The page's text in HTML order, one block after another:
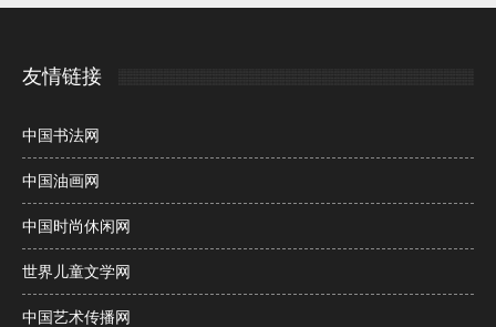
友情链接
中国书法网
中国油画网
中国时尚休闲网
世界儿童文学网
中国艺术传播网